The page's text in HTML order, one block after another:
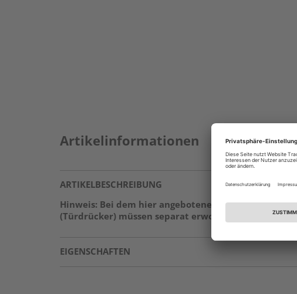
Artikelinformationen
ARTIKELBESCHREIBUNG
Hinweis: Bei dem hier angebotenen Produkt handelt
(Türdrücker) müssen separat erworben werden,
EIGENSCHAFTEN